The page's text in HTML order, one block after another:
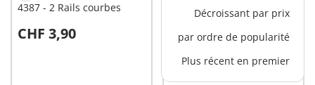
Décroissant par prix
par ordre de popularité
Plus récent en premier
4387 - 2 Rails courbes
CHF 3,90
Au panier
1026 - Aménagement pour
Magasin de puériculture
CHF 25,90
Au panier